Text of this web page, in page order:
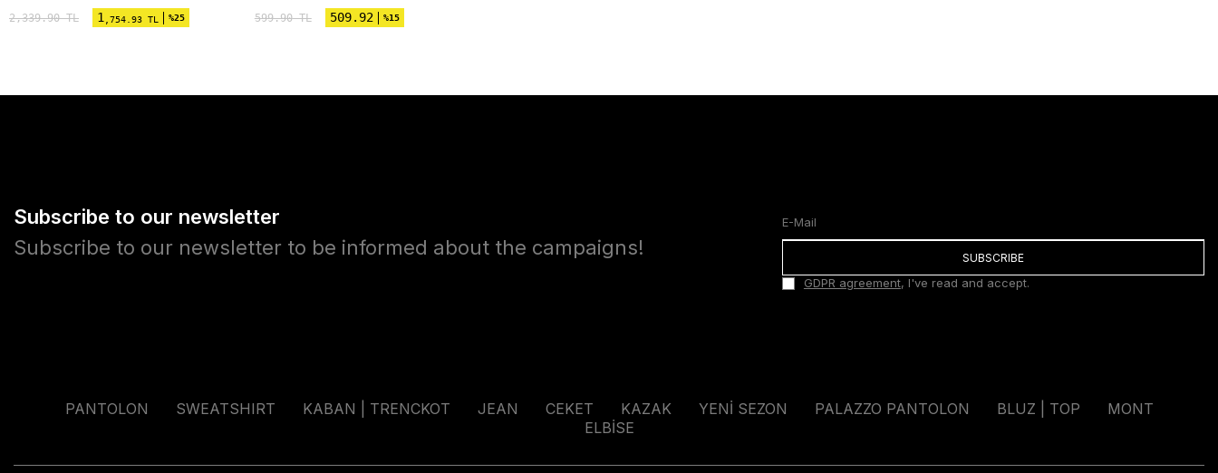
2,339.90TL 1,754.93 TL %25 599.90TL 509.92 %15
Subscribe to our newsletter
Subscribe to our newsletter to be informed about the campaigns!
SUBSCRIBE
GDPR agreement, I've read and accept.
PANTOLON SWEATSHIRT KABAN | TRENCKOT JEAN CEKET KAZAK YENİ SEZON PALAZZO PANTOLON BLUZ | TOP
MONT
ELBİSE